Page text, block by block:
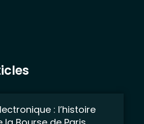
: l’histoire